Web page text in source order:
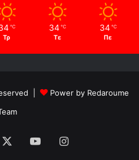
℃
Τρ
34 ℃
Τε
34 ℃
Πε
|
Power by Redaroume
YouTubeInstagram